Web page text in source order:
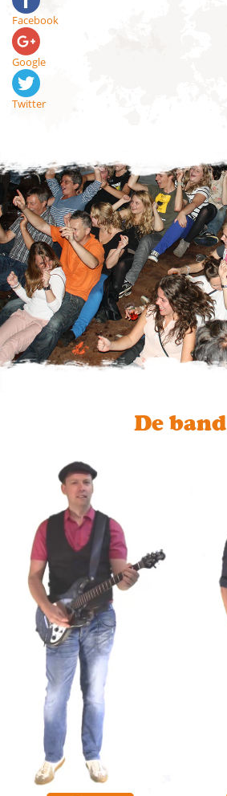
Facebook
Google
Twitter
De band